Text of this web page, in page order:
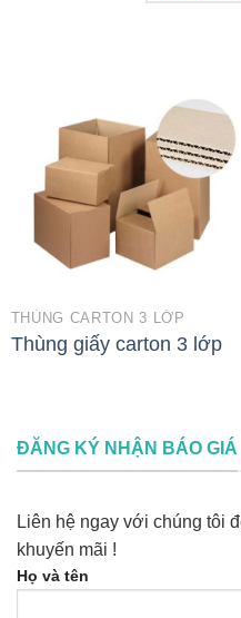
THÙNG CARTON 3 LỚP
Thùng giấy carton 3 lớp
ĐĂNG KÝ NHẬN BÁO GIÁ
Liên hệ ngay với chúng tôi
khuyến mãi !
Họ và tên